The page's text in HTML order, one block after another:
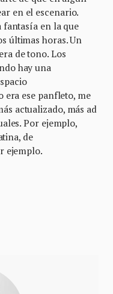
en el escenario.
fantasía en la que
últimas horas. Un
de tono. Los
hay una
era ese panfleto, me
actualizado, más ad
Por ejemplo,
de
ejemplo.